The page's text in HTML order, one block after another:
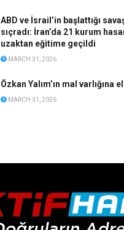
ABD ve İsrail’in başlattığı
sıçradı: İran’da 21 kurum
uzaktan eğitime geçildi
MARCH 31, 2026
Özkan Yalım’ın mal varlığına
MARCH 31, 2026